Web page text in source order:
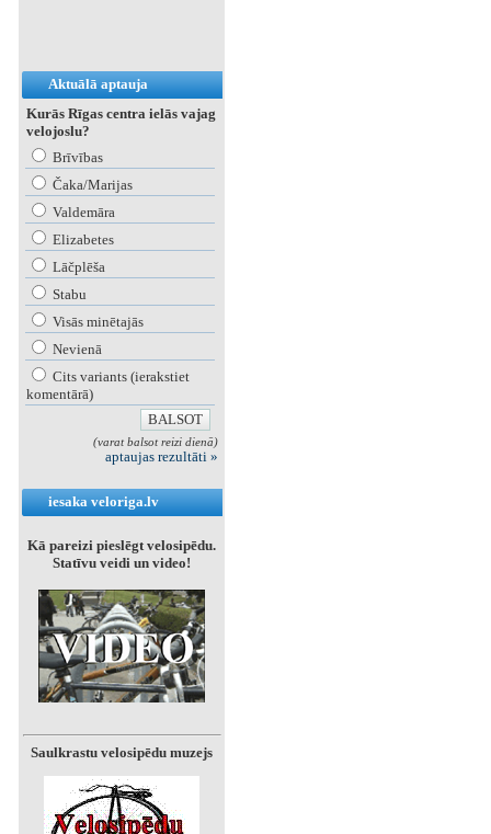
Aktuālā aptauja
Kurās Rīgas centra ielās vajag
velojoslu?
Brīvības
Čaka/Marijas
Valdemāra
Elizabetes
Lāčplēša
Stabu
Visās minētajās
Nevienā
Cits variants (ierakstiet
komentārā)
(varat balsot reizi dienā)
aptaujas rezultāti »
iesaka veloriga.lv
Kā pareizi pieslēgt velosipēdu.
Statīvu veidi un video!
Saulkrastu velosipēdu muzejs